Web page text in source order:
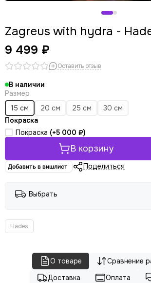
Zagreus with hydra -
9 499 ₽
Оставить отзыв
В наличии
Размер
15 см
20 см 25 см
30 см
Покраска
Покраска (+5 000 ₽)
В корзину
Добавить в вишлист Поделиться
Выбрать
Hades
О товаре
Сравнение
Доставка
Оплата